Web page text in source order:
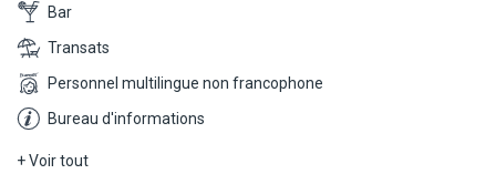
Bar
Transats
Personnel multilingue non francophone
Bureau d'informations
+ Voir tout